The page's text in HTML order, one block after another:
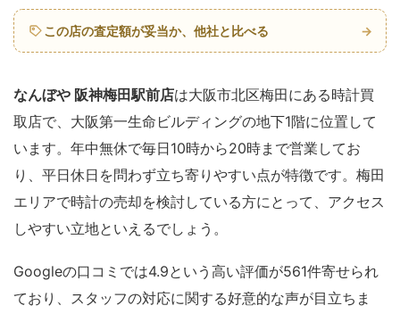
この店の査定額が妥当か、他社と比べる →
なんぼや 阪神梅田駅前店は大阪市北区梅田にある時計買
取店で、大阪第一生命ビルディングの地下1階に位置して
います。年中無休で毎日10時から20時まで営業してお
り、平日休日を問わず立ち寄りやすい点が特徴です。梅田
エリアで時計の売却を検討している方にとって、アクセス
しやすい立地といえるでしょう。
Googleの口コミでは4.9という高い評価が561件寄せられ
ており、スタッフの対応に関する好意的な声が目立ちま